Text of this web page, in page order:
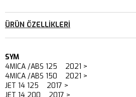
ÜRÜN ÖZELLIKLERI
SYM
4MICA /ABS 125 2021 >
4MICA /ABS 150 2021 >
JET 14 125 2017 >